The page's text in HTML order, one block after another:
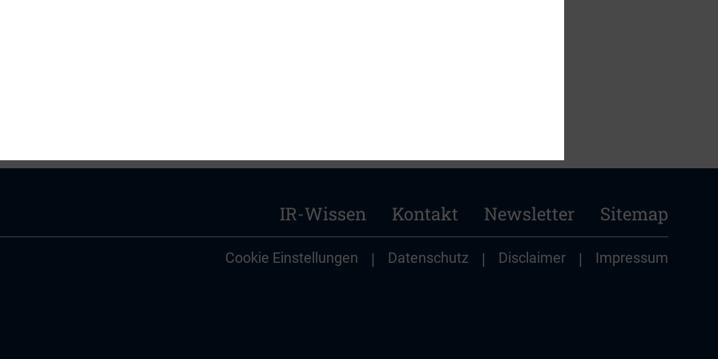
IR-Wissen Kontakt Newsletter Sitemap
Cookie Einstellungen | Datenschutz | Disclaimer | Impressum